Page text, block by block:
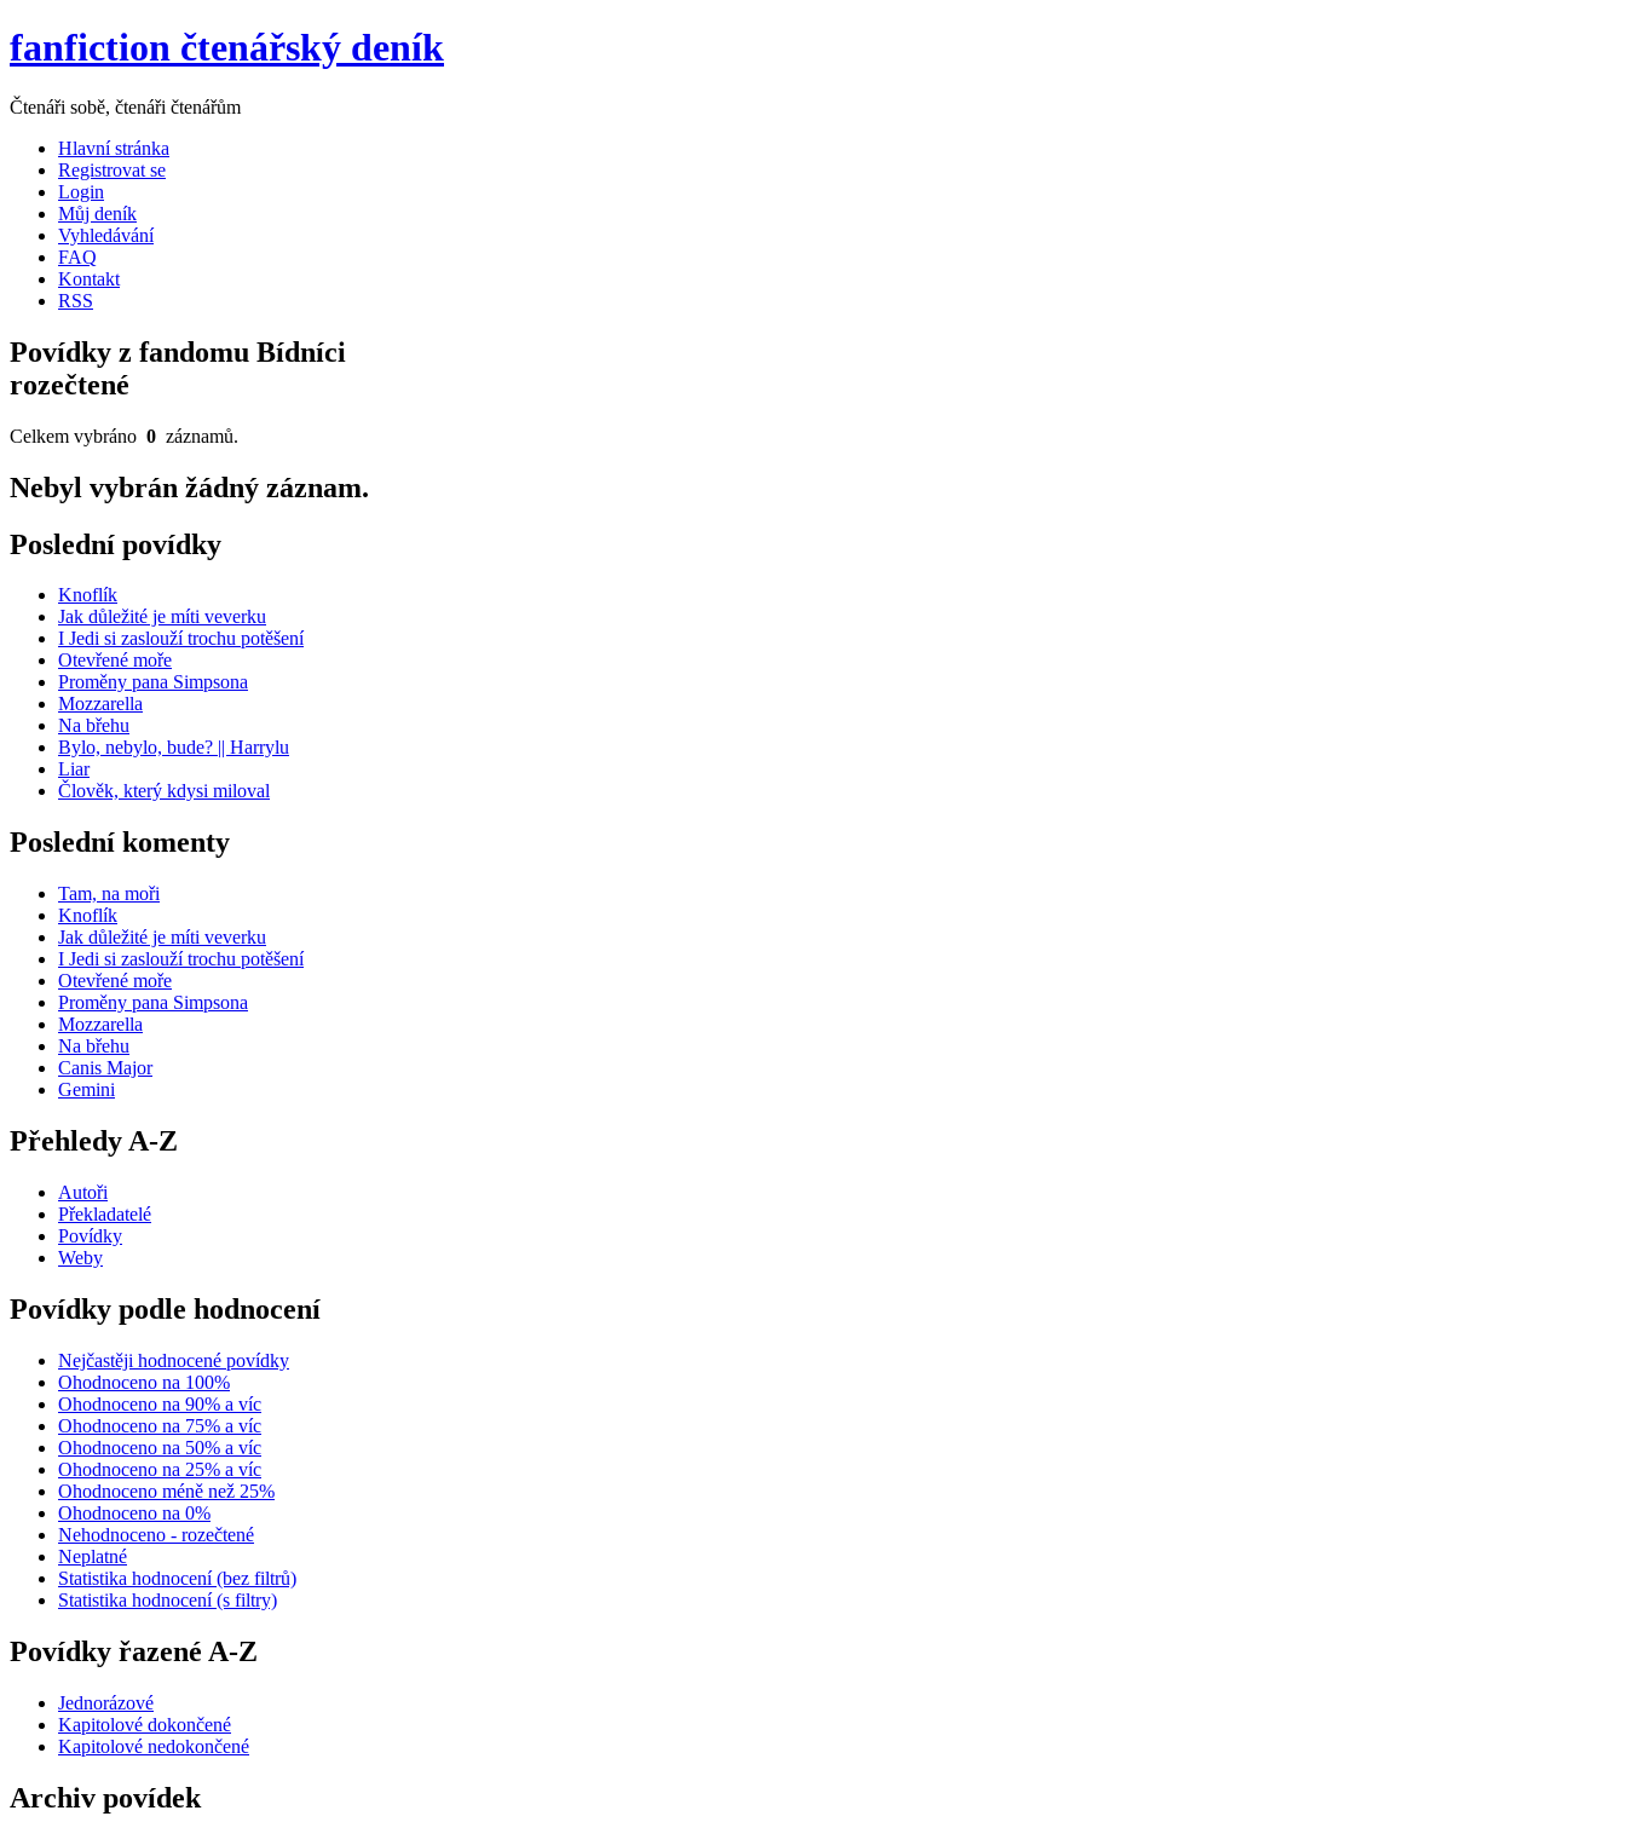
fanfiction čtenářský deník
Čtenáři sobě, čtenáři čtenářům
Hlavní stránka
Registrovat se
Login
Můj deník
Vyhledávání
FAQ
Kontakt
RSS
Povídky z fandomu Bídníci
rozečtené
Celkem vybráno 0 záznamů.
Nebyl vybrán žádný záznam.
Poslední povídky
Knoflík
Jak důležité je míti veverku
I Jedi si zaslouží trochu potěšení
Otevřené moře
Proměny pana Simpsona
Mozzarella
Na břehu
Bylo, nebylo, bude? || Harrylu
Liar
Člověk, který kdysi miloval
Poslední komenty
Tam, na moři
Knoflík
Jak důležité je míti veverku
I Jedi si zaslouží trochu potěšení
Otevřené moře
Proměny pana Simpsona
Mozzarella
Na břehu
Canis Major
Gemini
Přehledy A-Z
Autoři
Překladatelé
Povídky
Weby
Povídky podle hodnocení
Nejčastěji hodnocené povídky
Ohodnoceno na 100%
Ohodnoceno na 90% a víc
Ohodnoceno na 75% a víc
Ohodnoceno na 50% a víc
Ohodnoceno na 25% a víc
Ohodnoceno méně než 25%
Ohodnoceno na 0%
Nehodnoceno - rozečtené
Neplatné
Statistika hodnocení (bez filtrů)
Statistika hodnocení (s filtry)
Povídky řazené A-Z
Jednorázové
Kapitolové dokončené
Kapitolové nedokončené
Archiv povídek